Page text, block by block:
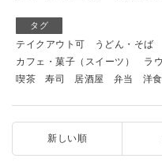
タグ
テイクアウト可 うどん・そば
カフェ・菓子（スイーツ）
ラ
喫茶
寿司 居酒屋 弁当 洋食
新しい順